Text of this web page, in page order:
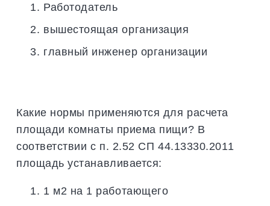
Работодатель
вышестоящая организация
главный инженер организации
Какие нормы применяются для расчета
площади комнаты приема пищи? В
соответствии с п. 2.52 СП 44.13330.2011
площадь устанавливается:
1 м2 на 1 работающего